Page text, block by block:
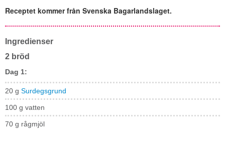
Receptet kommer från Svenska Bagarlandslaget.
Ingredienser
2 bröd
Dag 1:
20 g Surdegsgrund
100 g vatten
70 g rågmjöl